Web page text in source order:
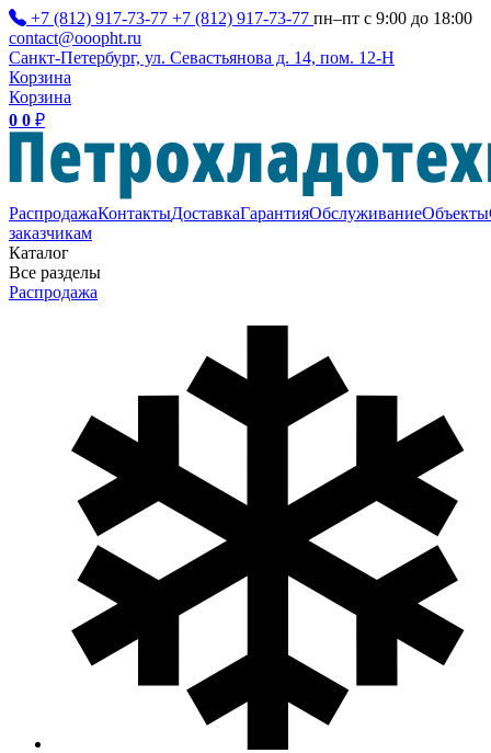
+7 (812) 917-73-77 +7 (812) 917-73-77 пн–пт с 9:00 до 18:00
contact@ooopht.ru
Санкт-Петербург, ул. Севастьянова д. 14, пом. 12-Н
Корзина
Корзина
0 0 ₽
РаспродажаКонтактыДоставкаГарантияОбслуживаниеОбъекты
заказчикам
Каталог
Все разделы
Распродажа